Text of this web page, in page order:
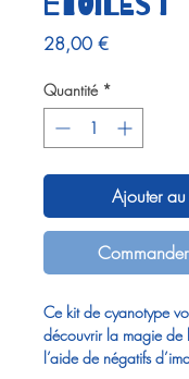
28,00 €Prix
Quantité *
Ajouter
Ce kit de cyanotype
découvrir la magie de
l’aide de négatifs